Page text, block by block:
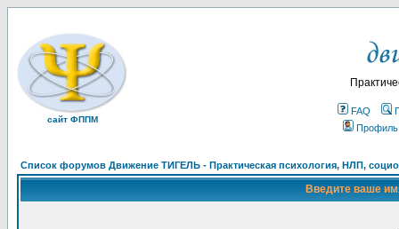
сайт ФППМ
FAQ
Профиль
Список форумов Движение ТИГЕЛЬ - Практическая психология, НЛП,
Введите ваше